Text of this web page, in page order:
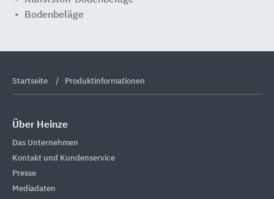
Bodenbeläge
Startseite Produktinformationen
Über Heinze
Das Unternehmen
Kontakt und Kundenservice
Presse
Mediadaten